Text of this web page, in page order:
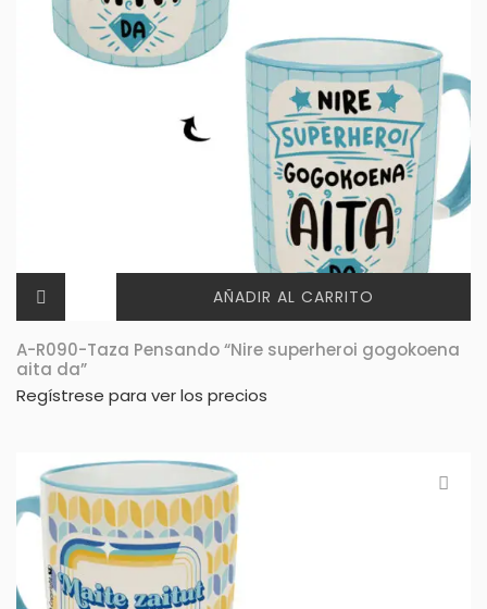
AÑADIR AL CARRITO
A-R090-Taza Pensando “Nire superheroi gogokoena
aita da”
Regístrese para ver los precios